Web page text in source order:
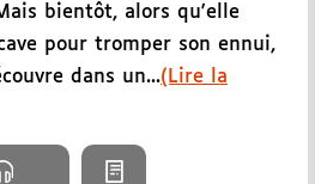
bientôt, alors qu'elle
pour tromper son ennui,
dans un...(Lire la